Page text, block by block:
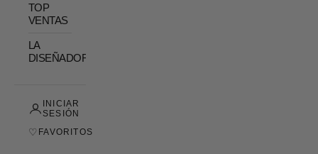
TOP
VENTAS
LA
DISEÑADORA
INICIAR
SESIÓN
♡ FAVORITOS